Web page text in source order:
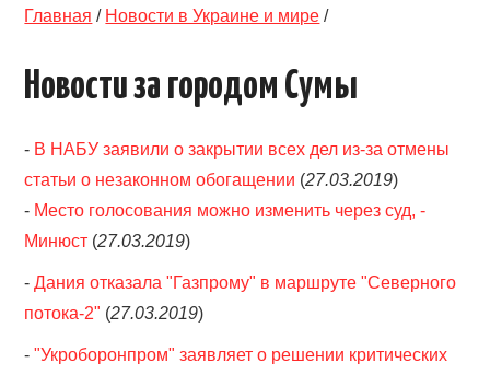
Главная / Новости в Украине и мире /
Новости за городом Сумы
- В НАБУ заявили о закрытии всех дел из-за отмены
статьи о незаконном обогащении (27.03.2019)
- Место голосования можно изменить через суд, -
Минюст (27.03.2019)
-Дания отказала "Газпрому" в маршруте "Северного
потока-2" (27.03.2019)
-"Укроборонпром" заявляет о решении критических